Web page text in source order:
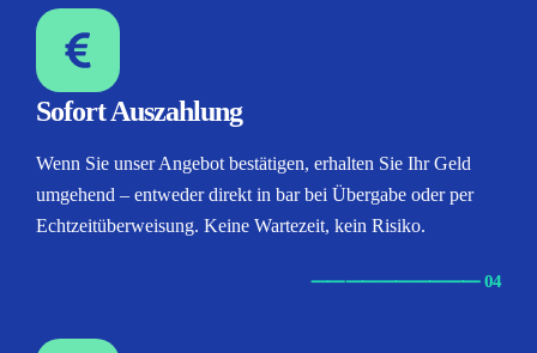
Sofort Auszahlung
Wenn Sie unser Angebot bestätigen, erhalten Sie Ihr Geld
umgehend – entweder direkt in bar bei Übergabe oder per
Echtzeitüberweisung. Keine Wartezeit, kein Risiko.
⸺⸺⸺⸺⸺ 04